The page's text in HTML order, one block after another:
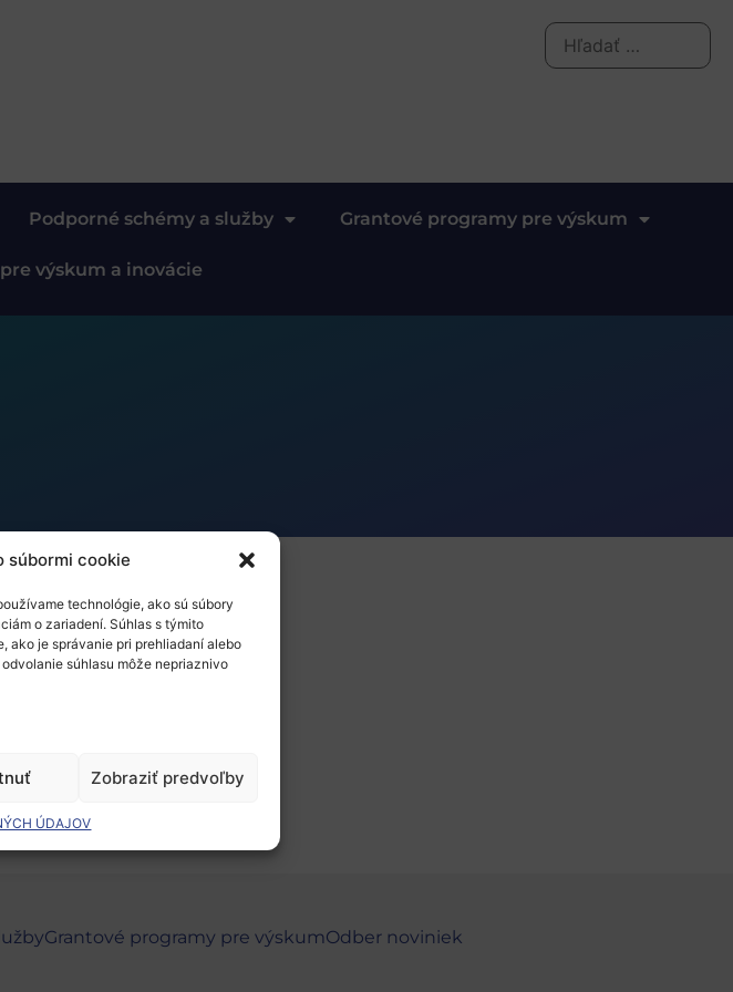
súbormi cookie
technológie, ako sú súbory
o zariadení. Súhlas s týmito
ako je správanie pri prehliadaní alebo
súhlasu môže nepriaznivo
Zobraziť predvoľby
ÚDAJOV
Podporné schémy a služby Grantové programy pre výskum
výskum a inovácie
Grantové programy pre výskumOdber noviniek